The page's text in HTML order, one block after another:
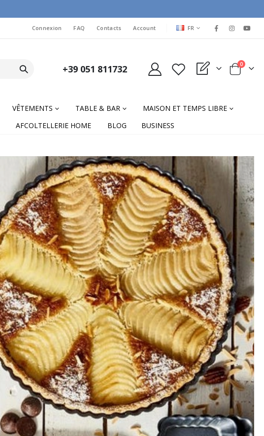
Connexion FAQ Contacts Account LANGUAGE
FR
+39 051 811732 My Quote Cart
0items
VÊTEMENTS TABLE & BAR
MAISON ET TEMPS LIBRE
AFCOLTELLERIE HOME BLOG BUSINESS